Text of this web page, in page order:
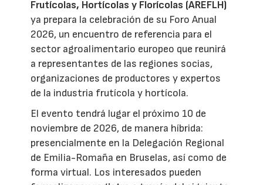
Frutícolas, Hortícolas y Florícolas (AREFLH)
ya prepara la celebración de su Foro Anual
2026, un encuentro de referencia para el
sector agroalimentario europeo que reunirá
a representantes de las regiones socias,
organizaciones de productores y expertos
de la industria frutícola y hortícola.
El evento tendrá lugar el próximo 10 de
noviembre de 2026, de manera híbrida:
presencialmente en la Delegación Regional
de Emilia-Romaña en Bruselas, así como de
forma virtual. Los interesados pueden